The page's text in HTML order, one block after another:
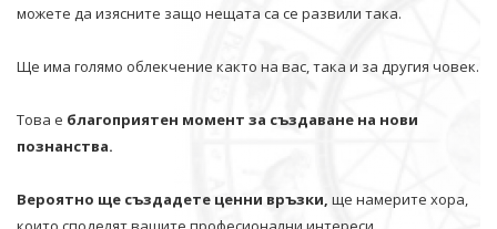
можете да изясните защо нещата са се развили така.
Ще има голямо облекчение както на вас, така и за другия човек.
Това е благоприятен момент за създаване на нови
познанства.
Вероятно ще създадете ценни връзки, ще намерите хора,